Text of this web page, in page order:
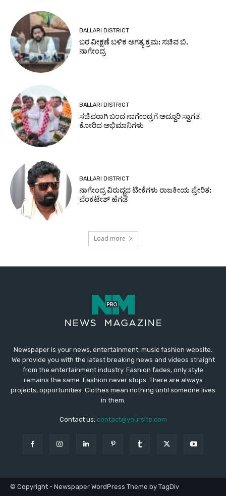
Newspaper is your news, entertainment, music fashion website.
We provide you with the latest breaking news and videos straight
from the entertainment industry. Fashion fades, only style
remains the same. Fashion never stops. There are always
projects, opportunities. Clothes mean nothing until someone lives
in them.
Contact us: contact@yoursite.com
© Copyright - Newspaper WordPress Theme by TagDiv